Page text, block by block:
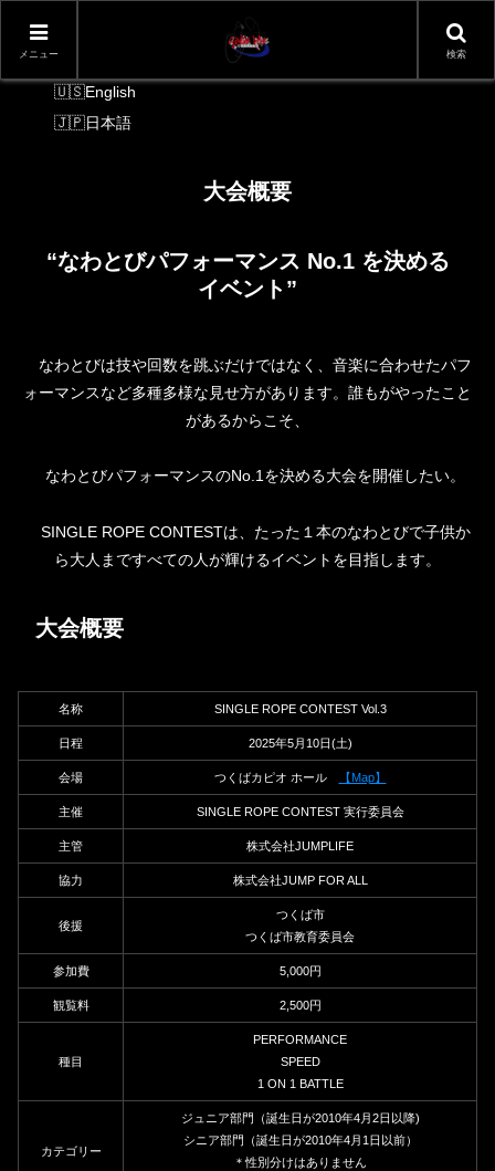
言語切り替え
English
日本語
大会概要
“なわとびパフォーマンス No.1 を決める
イベント”
なわとびは技や回数を跳ぶだけではなく、音楽に合わせたパフ
ォーマンスなど多種多様な見せ方があります。誰もがやったこと
があるからこそ、
なわとびパフォーマンスのNo.1を決める大会を開催したい。
SINGLE ROPE CONTESTは、たった１本のなわとびで子供か
ら大人まですべての人が輝けるイベントを目指します。
大会概要
名称 SINGLE ROPE CONTEST Vol.3
日程 2025年5月10日(土)
会場 つくばカピオ ホール 【Map】
主催 SINGLE ROPE CONTEST 実行委員会
主管 株式会社JUMPLIFE
協力 株式会社JUMP FOR ALL
後援
つくば市
つくば市教育委員会
参加費 5,000円
観覧料 2,500円
種目
PERFORMANCE
SPEED
1 ON 1 BATTLE
カテゴリー
ジュニア部門（誕生日が2010年4月2日以降)
シニア部門（誕生日が2010年4月1日以前）
＊性別分けはありません
メニュー 検索